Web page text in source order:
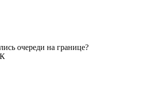
очереди на границе?